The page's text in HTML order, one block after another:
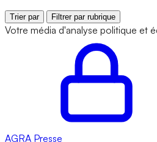
Trier par Filtrer par rubrique
Votre média d'analyse politique et
AGRA Presse